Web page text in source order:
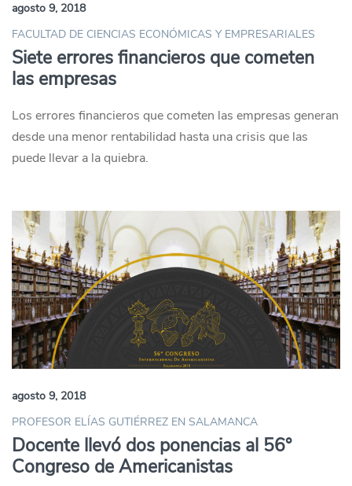
agosto 9, 2018
FACULTAD DE CIENCIAS ECONÓMICAS Y EMPRESARIALES
Siete errores financieros que cometen
las empresas
Los errores financieros que cometen las empresas generan
desde una menor rentabilidad hasta una crisis que las
puede llevar a la quiebra.
agosto 9, 2018
PROFESOR ELÍAS GUTIÉRREZ EN SALAMANCA
Docente llevó dos ponencias al 56°
Congreso de Americanistas